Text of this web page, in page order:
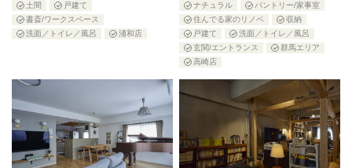
土間
戸建て
書斎/ワークスペース
洗面／トイレ／風呂
浦和店
ナチュラル
パントリー/家事室
住んでる家のリノベ
収納
戸建て
洗面／トイレ／風呂
玄関/エントランス
群馬エリア
高崎店